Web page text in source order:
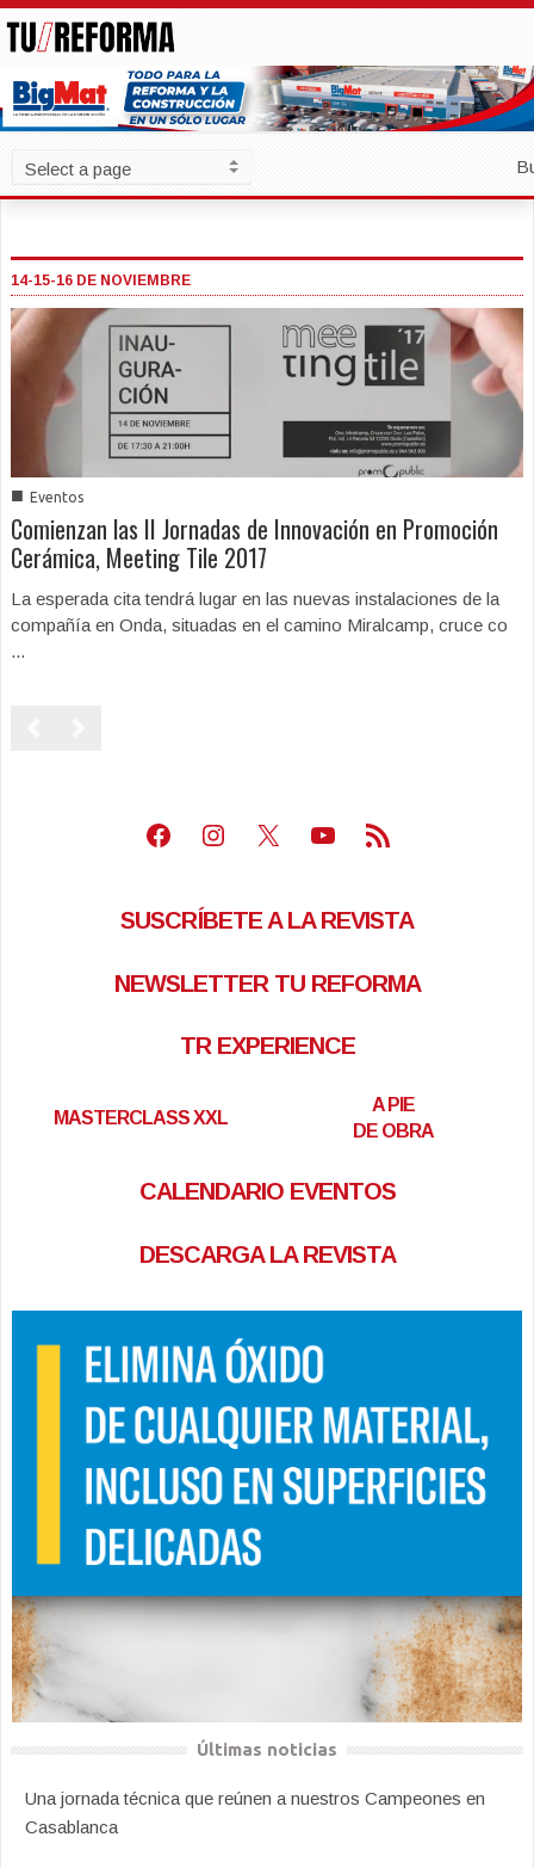
14-15-16 DE NOVIEMBRE
■ Eventos
Comienzan las II Jornadas de Innovación en Promoción
Cerámica, Meeting Tile 2017
La esperada cita tendrá lugar en las nuevas instalaciones de la
compañía en Onda, situadas en el camino Miralcamp, cruce co
...
Facebook
Instagram
X Youtube
Feed RSS
SUSCRÍBETE A LA REVISTA
NEWSLETTER TU REFORMA
TR EXPERIENCE
MASTERCLASS XXL
A PIE
DE OBRA
CALENDARIO EVENTOS
DESCARGA LA REVISTA
Últimas noticias
Una jornada técnica que reúnen a nuestros Campeones en
Casablanca